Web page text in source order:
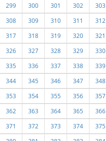
299
300 301 302 303
308
309 310 311 312
317
318 319 320 321
326
327 328 329 330
335
336 337 338 339
344
345 346 347 348
353
354 355 356 357
362
363 364 365 366
371
372 373 374 375